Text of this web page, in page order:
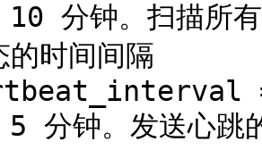
分钟。扫描所
的时间间隔
分钟。发送心跳